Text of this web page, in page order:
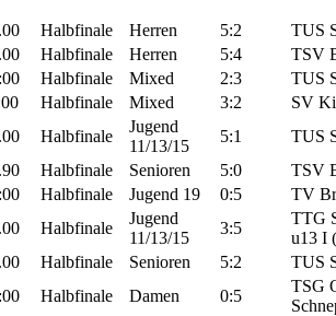
Halbfinale Herren 5:2
TUS
Halbfinale Herren 5:4
TSV
Halbfinale Mixed 2:3
TUS
Halbfinale Mixed 3:2
SV
Halbfinale
Jugend
11/13/15
5:1
TUS
Halbfinale Senioren 5:0
TSV
Halbfinale Jugend 19 0:5
TV
Halbfinale
Jugend
11/13/15
3:5
TTG
u13 I
Halbfinale Senioren 5:2
TUS
Halbfinale Damen 0:5
TSG